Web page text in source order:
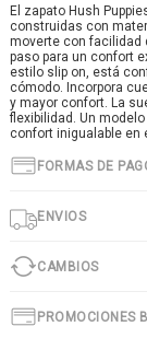
El zapato Hush
construidas con
moverte con facilidad
paso para un confort
estilo slip on, está
cómodo. Incorpora
y mayor confort. La
flexibilidad. Un
confort inigualable en
FORMAS DE
ENVIOS
CAMBIOS
PROMOCIONES